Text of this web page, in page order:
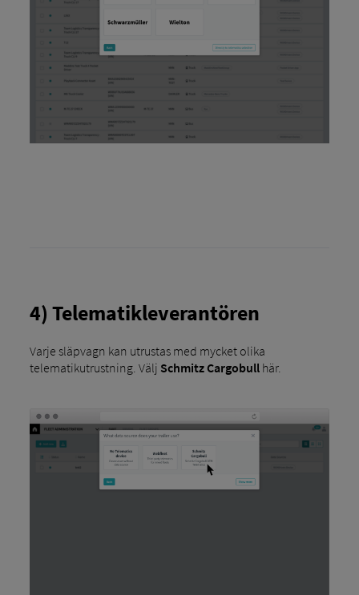
4) Telematikleverantören
Varje släpvagn kan utrustas med mycket olika
telematikutrustning. Välj Schmitz Cargobullhär.